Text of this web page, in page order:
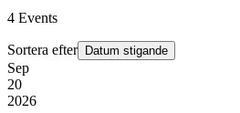
4 Events
Sortera efter Datum stigande
Sep
20
2026